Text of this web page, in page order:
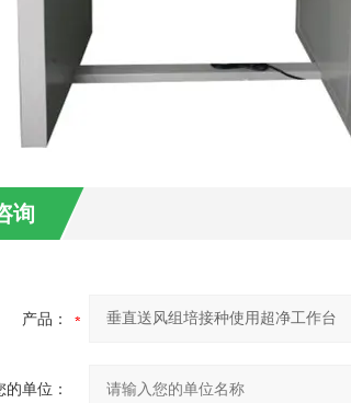
询
产品：
的单位：